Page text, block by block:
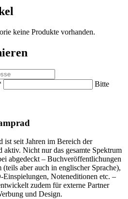
keine Produkte vorhanden.
Bitte
ist seit Jahren im Bereich der
aktiv. Nicht nur das gesamte Spektrum
abgedeckt – Buchveröffentlichungen
aber auch in englischer Sprache),
Noteneditionen etc. –
zudem für externe Partner
und Design.